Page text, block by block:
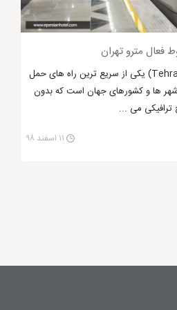
ترین مراکز خرید مدرن در
فعال مترو تهران
مترو تهران یا (Tehran's subway) یکی از سریع ترین راه های حمل
ها و کشورهای جهان است که بدون
ترافیکی می ...
۱۱ اسفند ۹۸